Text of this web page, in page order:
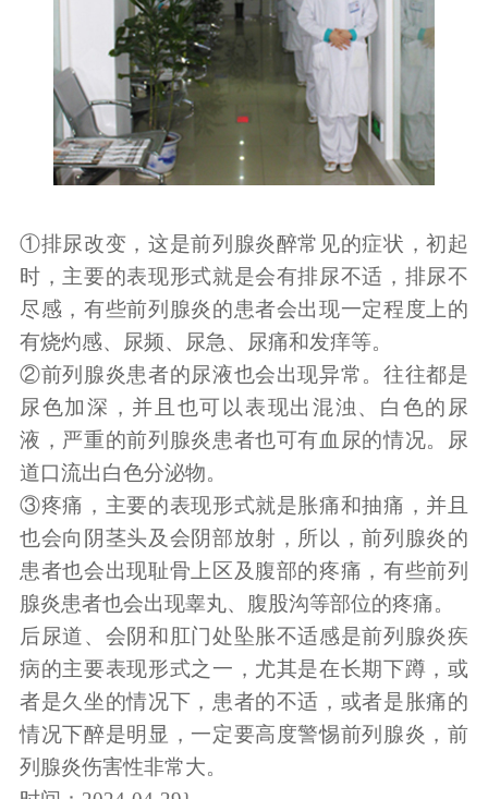
①排尿改变，这是前列腺炎醉常见的症状，初起
时，主要的表现形式就是会有排尿不适，排尿不
尽感，有些前列腺炎的患者会出现一定程度上的
有烧灼感、尿频、尿急、尿痛和发痒等。
②前列腺炎患者的尿液也会出现异常。往往都是
尿色加深，并且也可以表现出混浊、白色的尿
液，严重的前列腺炎患者也可有血尿的情况。尿
道口流出白色分泌物。
③疼痛，主要的表现形式就是胀痛和抽痛，并且
也会向阴茎头及会阴部放射，所以，前列腺炎的
患者也会出现耻骨上区及腹部的疼痛，有些前列
腺炎患者也会出现睾丸、腹股沟等部位的疼痛。
后尿道、会阴和肛门处坠胀不适感是前列腺炎疾
病的主要表现形式之一，尤其是在长期下蹲，或
者是久坐的情况下，患者的不适，或者是胀痛的
情况下醉是明显，一定要高度警惕前列腺炎，前
列腺炎伤害性非常大。